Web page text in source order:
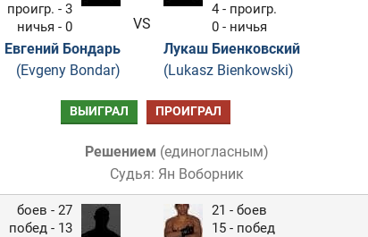
проигр. - 3
ничья - 0
Евгений Бондарь
(Evgeny Bondar)
VS
4 - проигр.
0 - ничья
Лукаш Биенковский
(Lukasz Bienkowski)
ВЫИГРАЛ ПРОИГРАЛ
Решением (единогласным)
Судья: Ян Воборник
боев - 27
побед - 13
21 - боев
15 - побед